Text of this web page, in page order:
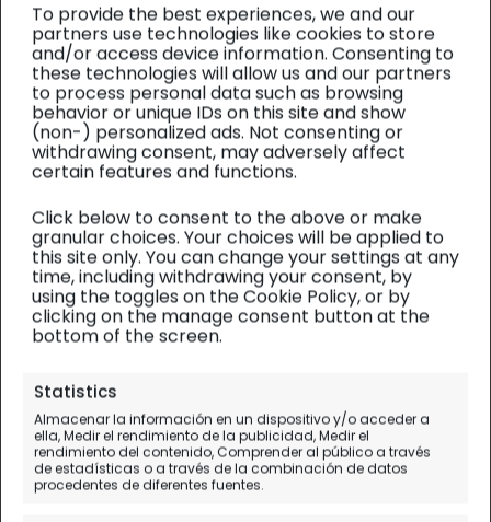
To provide the best experiences, we and our
partners use technologies like cookies to store
and/or access device information. Consenting to
these technologies will allow us and our partners
to process personal data such as browsing
behavior or unique IDs on this site and show
(non-) personalized ads. Not consenting or
withdrawing consent, may adversely affect
certain features and functions.
Click below to consent to the above or make
granular choices. Your choices will be applied to
this site only. You can change your settings at any
time, including withdrawing your consent, by
using the toggles on the Cookie Policy, or by
clicking on the manage consent button at the
bottom of the screen.
Statistics
Almacenar la información en un dispositivo y/o acceder a
ella, Medir el rendimiento de la publicidad, Medir el
rendimiento del contenido, Comprender al público a través
de estadísticas o a través de la combinación de datos
procedentes de diferentes fuentes.
Isla de Sai, una isla-historia
en el Nilo (y visita a una
escuela)